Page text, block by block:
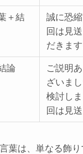
＋結
誠に恐
回は見
だきます
論
ご説明
ざいま
検討し
回は見
葉は、単なる飾